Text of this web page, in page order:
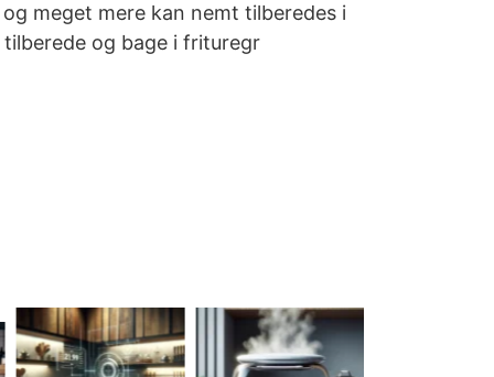
meget mere kan nemt tilberedes i
og bage i frituregr